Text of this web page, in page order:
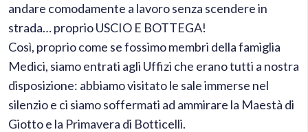
andare comodamente a lavoro senza scendere in
strada… proprio USCIO E BOTTEGA!
Così, proprio come se fossimo membri della famiglia
Medici, siamo entrati agli Uffizi che erano tutti a nostra
disposizione: abbiamo visitato le sale immerse nel
silenzio e ci siamo soffermati ad ammirare la Maestà di
Giotto e la Primavera di Botticelli.